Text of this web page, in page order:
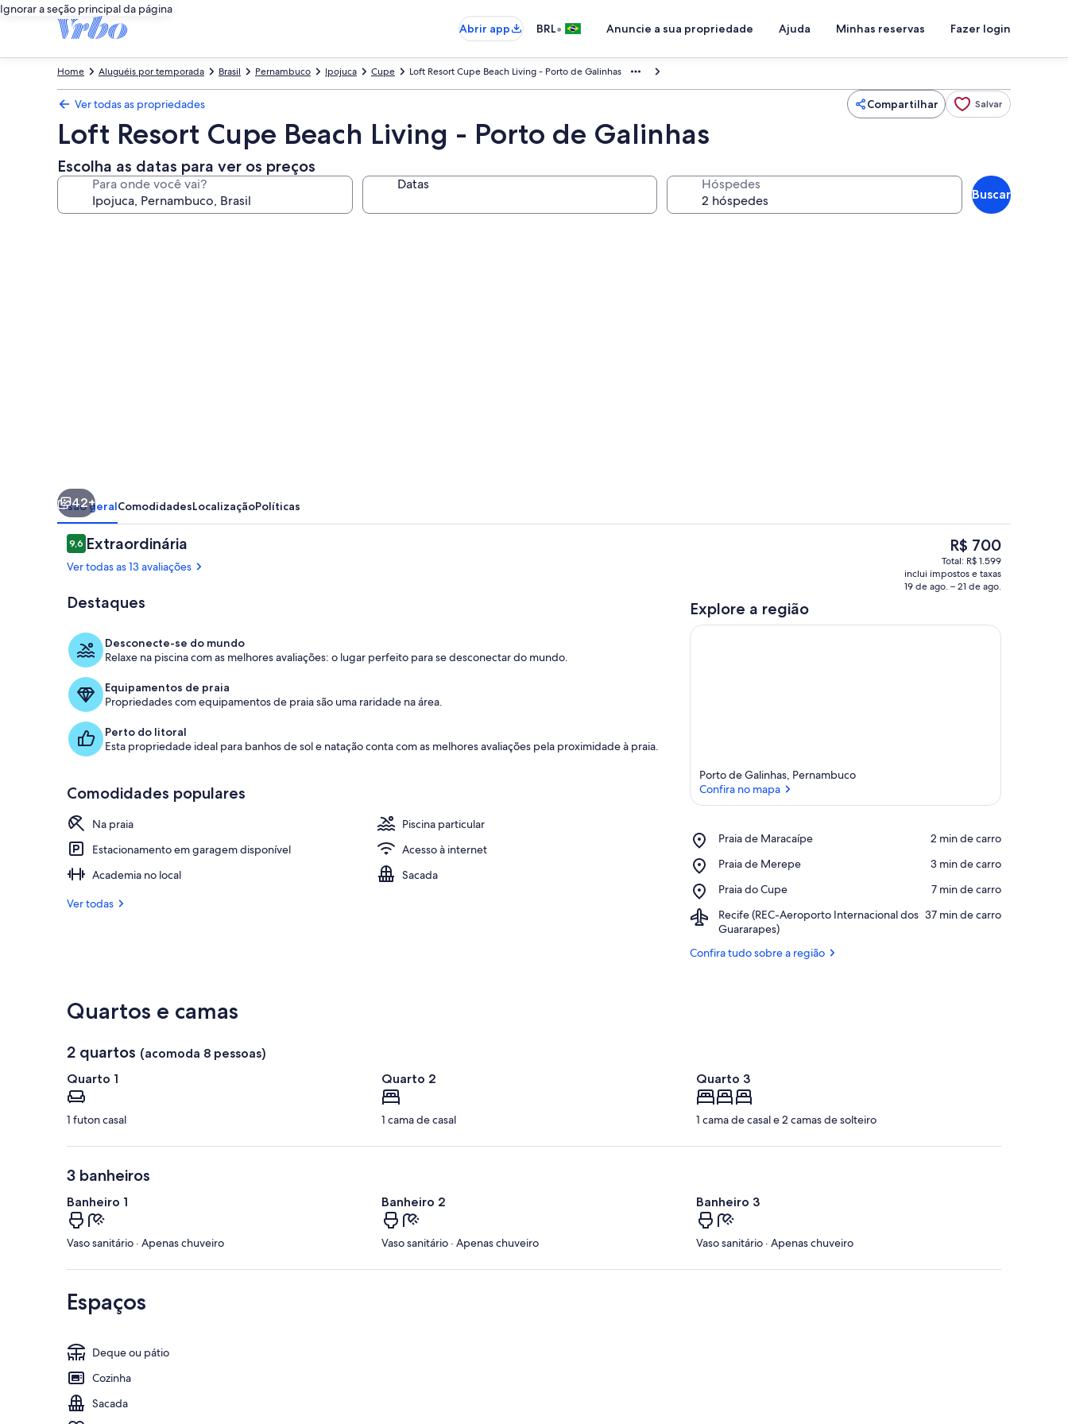
Ignorar a seção principal da página
Abrir app
BRL• Anuncie a sua propriedade Ajuda Minhas reservas Fazer login
Loft Resort Cupe Beach Living - Porto de Galinhas
Cupe
Ipojuca
Pernambuco
Brasil
Aluguéis por temporada
Home
Ver todas as propriedades Compartilhar Salvar
Loft Resort Cupe Beach Living - Porto de Galinhas
Escolha as datas para ver os preços
Para onde você vai? Datas Hóspedes
Buscar
de
Galinhas
Área de estar
42+
Visão geralComodidadesLocalizaçãoPolíticas
Avaliações
9,69,6 de 10
Extraordinária
Ver todas as 13 avaliações
Destaques
Desconecte-se do mundo
Relaxe na piscina com as melhores avaliações: o lugar perfeito para se desconectar do mundo.
Equipamentos de praia
Propriedades com equipamentos de praia são uma raridade na área.
Perto do litoral
Esta propriedade ideal para banhos de sol e natação conta com as melhores avaliações pela proximidade à praia.
Comodidades populares
Na praia
Piscina particular
Estacionamento em garagem disponível
Acesso à internet
Academia no local
Sacada
Ver todas
O
preço
atual
é
R$ 700
Total: R$ 1.599
inclui impostos e taxas
19 de ago. – 21 de ago.
Explore a região
Porto de Galinhas, Pernambuco
Confira no mapa
Praia de Maracaípe
Place,
de
‪2 min de carro‬
Praia de Merepe
Place,
de
‪3 min de carro‬
Praia do Cupe
Place,
do
Cupe
‪7 min de carro‬
Recife (REC-Aeroporto Internacional dos
Guararapes)
Airport,
Recife
Aeroporto
‪37 min de carro‬
Confira tudo sobre a região
Quartos e camas
2 quartos (acomoda 8 pessoas)
Quarto 1
1 futon casal
Quarto 2
1 cama de casal
Quarto 3
1 cama de casal e 2 camas de solteiro
3 banheiros
Banheiro 1
Vaso sanitário · Apenas chuveiro
Banheiro 2
Vaso sanitário · Apenas chuveiro
Banheiro 3
Vaso sanitário · Apenas chuveiro
Espaços
Deque ou pátio
Cozinha
Sacada